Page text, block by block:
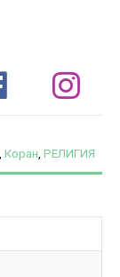
Коран РЕЛИГИЯ